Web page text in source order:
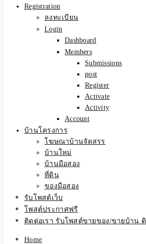
แม่ค้า) บริการโพ
บอร์ด SEO การั
100% ✨
Registration
ลงทะเบียน
Login
Dashboard
Members
Submissions
post
Register
Activate
Activity
Account
บ้านโครงการ
โฆษณาบ้านจัดสรร
บ้านใหม่
บ้านมือสอง
ที่ดิน
ของมือสอง
รับโพสต์เว็บ
โพสต์ประกาศฟรี
ติดต่อเรา รับโพสต์ขายของ/ขายบ้าน
Home